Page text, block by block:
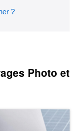
?
Photo et